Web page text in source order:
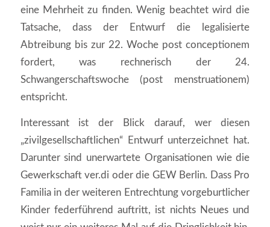
eine Mehrheit zu finden. Wenig beachtet wird die
Tatsache, dass der Entwurf die legalisierte
Abtreibung bis zur 22. Woche post conceptionem
fordert, was rechnerisch der 24.
Schwangerschaftswoche (post menstruationem)
entspricht.
Interessant ist der Blick darauf, wer diesen
„zivilgesellschaftlichen“ Entwurf unterzeichnet hat.
Darunter sind unerwartete Organisationen wie die
Gewerkschaft ver.di oder die GEW Berlin. Dass Pro
Familia in der weiteren Entrechtung vorgeburtlicher
Kinder federführend auftritt, ist nichts Neues und